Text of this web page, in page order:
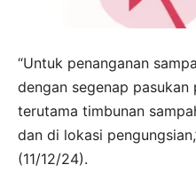
“Untuk penanganan
dengan segenap
terutama timbunan
dan di lokasi
(11/12/24).